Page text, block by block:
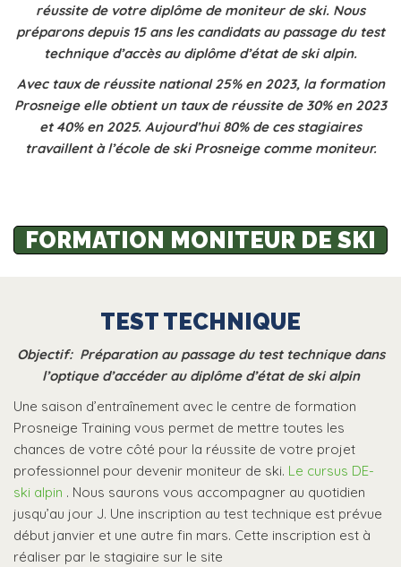
réussite de votre diplôme de moniteur de ski. Nous
préparons depuis 15 ans les candidats au passage du test
technique d’accès au diplôme d’état de ski alpin.
Avec taux de réussite national 25% en 2023, la formation
Prosneige elle obtient un taux de réussite de 30% en 2023
et 40% en 2025. Aujourd’hui 80% de ces stagiaires
travaillent à l’école de ski Prosneige comme moniteur.
FORMATION MONITEUR DE SKI
TEST TECHNIQUE
Objectif: Préparation au passage du test technique dans
l’optique d’accéder au diplôme d’état de ski alpin
Une saison d’entraînement avec le centre de formation
Prosneige Training vous permet de mettre toutes les
chances de votre côté pour la réussite de votre projet
professionnel pour devenir moniteur de ski. Le cursus DE-
ski alpin . Nous saurons vous accompagner au quotidien
jusqu’au jour J. Une inscription au test technique est prévue
début janvier et une autre fin mars. Cette inscription est à
réaliser par le stagiaire sur le site